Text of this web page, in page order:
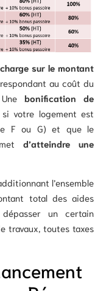
sur le montant
au coût du
bonification de
votre logement est
F ou G) et que le
d’atteindre une
l’ensemble
total des aides
un certain
travaux, toutes taxes